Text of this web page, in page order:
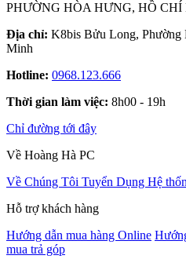
PHƯỜNG HÒA HƯNG, HỒ CHÍ
Địa chỉ: K8bis Bửu Long, Phường
Minh
Hotline: 0968.123.666
Thời gian làm việc: 8h00 - 19h
Chỉ đường tới đây
Về Hoàng Hà PC
Về Chúng Tôi Tuyển Dụng Hệ
Hỗ trợ khách hàng
Hướng dẫn mua hàng Online
mua trả góp